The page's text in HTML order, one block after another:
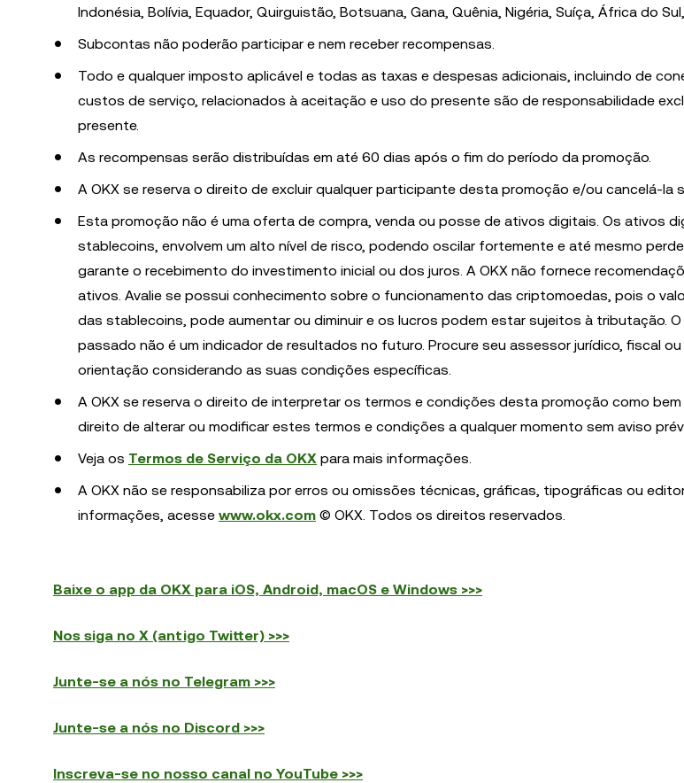
Indonésia, Bolívia, Equador, Quirguistão, Botsuana, Gana, Quênia, Nigéria, Suíça, África do
Subcontas não poderão participar e nem receber recompensas.
Todo e qualquer imposto aplicável e todas as taxas e despesas adicionais, incluindo de
custos de serviço, relacionados à aceitação e uso do presente são de responsabilidade
presente.
As recompensas serão distribuídas em até 60 dias após o fim do período da promoção.
A OKX se reserva o direito de excluir qualquer participante desta promoção e/ou cancelá-la
Esta promoção não é uma oferta de compra, venda ou posse de ativos digitais. Os ativos
stablecoins, envolvem um alto nível de risco, podendo oscilar fortemente e até mesmo
garante o recebimento do investimento inicial ou dos juros. A OKX não fornece
ativos. Avalie se possui conhecimento sobre o funcionamento das criptomoedas, pois o
das stablecoins, pode aumentar ou diminuir e os lucros podem estar sujeitos à tributação.
passado não é um indicador de resultados no futuro. Procure seu assessor jurídico, fiscal
orientação considerando as suas condições específicas.
A OKX se reserva o direito de interpretar os termos e condições desta promoção como
direito de alterar ou modificar estes termos e condições a qualquer momento sem aviso
Veja os Termos de Serviço da OKX para mais informações.
A OKX não se responsabiliza por erros ou omissões técnicas, gráficas, tipográficas ou
informações, acesse www.okx.com © OKX. Todos os direitos reservados.
Baixe o app da OKX para iOS, Android, macOS e Windows >>>
Nos siga no X (antigo Twitter) >>>
Junte-se a nós no Telegram >>>
Junte-se a nós no Discord >>>
Inscreva-se no nosso canal no YouTube >>>